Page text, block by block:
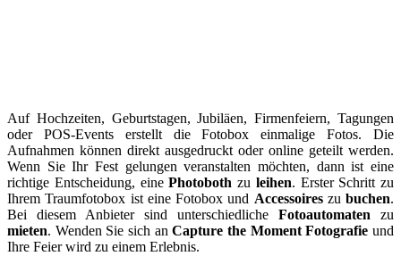
Auf Hochzeiten, Geburtstagen, Jubiläen, Firmenfeiern, Tagungen
oder POS-Events erstellt die Fotobox einmalige Fotos. Die
Aufnahmen können direkt ausgedruckt oder online geteilt werden.
Wenn Sie Ihr Fest gelungen veranstalten möchten, dann ist eine
richtige Entscheidung, einePhotoboth zu leihen. Erster Schritt zu
Ihrem Traumfotobox ist eine Fotobox und Accessoireszu buchen.
Bei diesem Anbieter sind unterschiedliche Fotoautomaten zu
mieten. Wenden Sie sich anCapture the Moment Fotografie und
Ihre Feier wird zu einem Erlebnis.